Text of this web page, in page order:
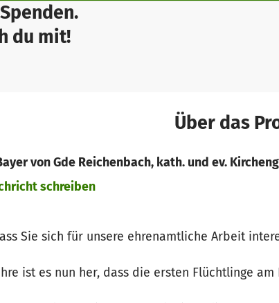
du mit!
Über das
von Gde Reichenbach, kath. und ev.
schreiben
Sie sich für unsere ehrenamtliche Arbeit
ist es nun her, dass die ersten Flüchtlinge